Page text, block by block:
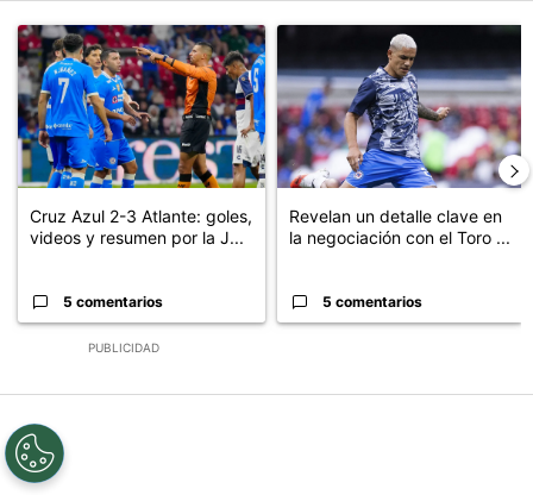
PUBLICIDAD
Un artículo de tendencia con el título "Cruz Azul 2-3 Atlante:
Cruz Azul 2-3 Atlante: goles,
videos y resumen por la J...
5 comentarios
Un artículo de tendencia con
Revelan un detalle clave en
la negociación con el Toro ...
5 comentarios